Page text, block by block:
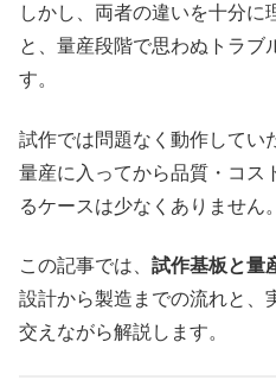
しかし、両者の違いを十分に
と、量産段階で思わぬトラブ
す。
試作では問題なく動作してい
量産に入ってから品質・コス
るケースは少なくありません。
この記事では、 試作基板と量
設計から製造までの流れと、
交えながら解説します。